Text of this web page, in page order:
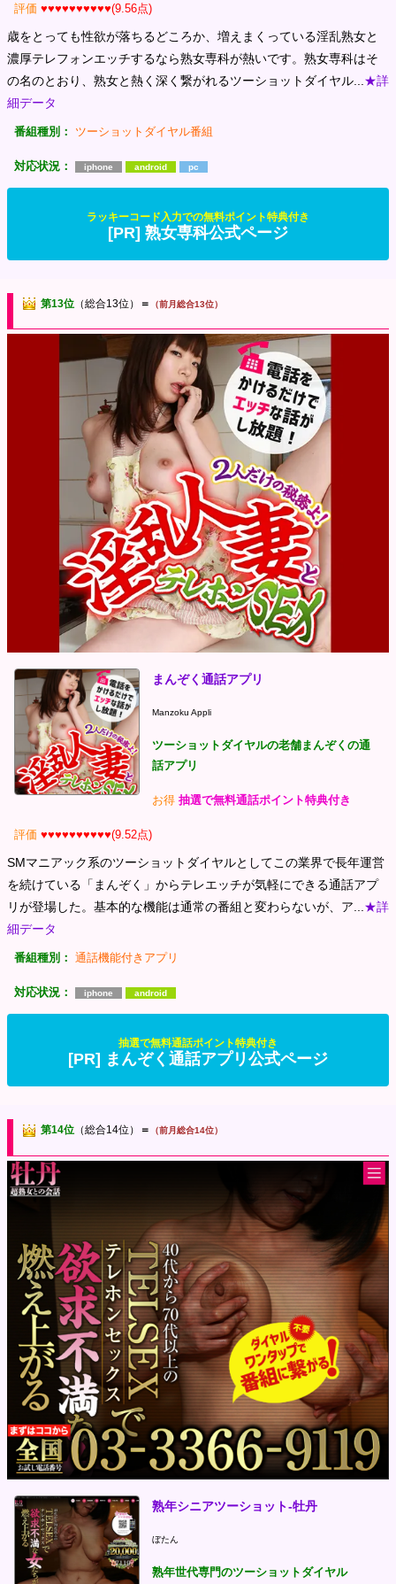
評価 ♥♥♥♥♥♥♥♥♥♥(9.56点)
歳をとっても性欲が落ちるどころか、増えまくっている淫乱熟女と
濃厚テレフォンエッチするなら熟女専科が熱いです。熟女専科はそ
の名のとおり、熟女と熱く深く繋がれるツーショットダイヤル... ★詳
細データ
番組種別： ツーショットダイヤル番組
対応状況： iphone android pc
ラッキーコード入力での無料ポイント特典付き
[PR] 熟女専科公式ページ
第13位 （総合13位） ＝ （前月総合13位）
まんぞく通話アプリ
Manzoku Appli
ツーショットダイヤルの老舗まんぞくの通
話アプリ
お得 抽選で無料通話ポイント特典付き
評価 ♥♥♥♥♥♥♥♥♥♥(9.52点)
SMマニアック系のツーショットダイヤルとしてこの業界で長年運営
を続けている「まんぞく」からテレエッチが気軽にできる通話アプ
リが登場した。基本的な機能は通常の番組と変わらないが、ア...★詳
細データ
番組種別： 通話機能付きアプリ
対応状況： iphone android
抽選で無料通話ポイント特典付き
[PR] まんぞく通話アプリ公式ページ
第14位 （総合14位） ＝ （前月総合14位）
熟年シニアツーショット-牡丹
ぼたん
熟年世代専門のツーショットダイヤル